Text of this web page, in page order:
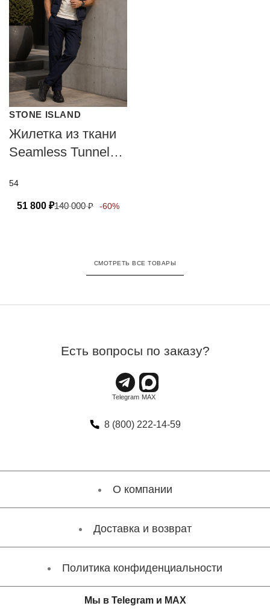
STONE ISLAND
Жилетка из ткани
Seamless Tunnel
54
51 800 ₽140 000₽ -60%
СМОТРЕТЬ ВСЕ ТОВАРЫ
Есть вопросы по заказу?
8 (800) 222-14-59
О компании
Доставка и возврат
Политика конфиденциальности
Мы в Telegram и MAX